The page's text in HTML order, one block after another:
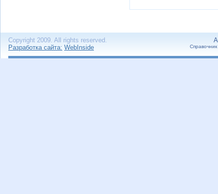
Copyright 2009. All rights reserved.
Разработка сайта: WebInside